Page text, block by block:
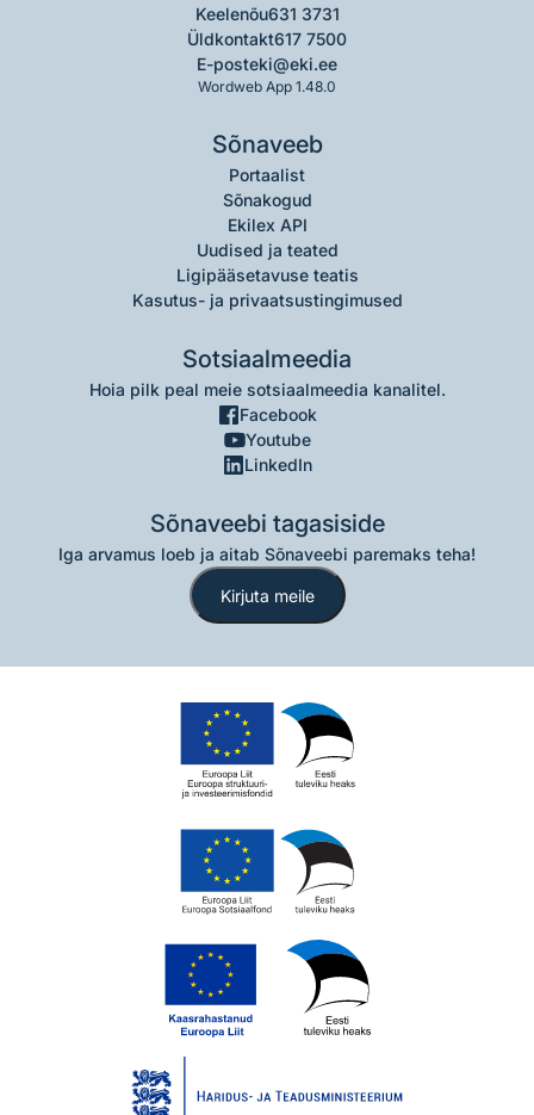
Keelenõu631 3731
Üldkontakt617 7500
E-posteki@eki.ee
Wordweb App 1.48.0
Sõnaveeb
Portaalist
Sõnakogud
Ekilex API
Uudised ja teated
Ligipääsetavuse teatis
Kasutus- ja privaatsustingimused
Sotsiaalmeedia
Hoia pilk peal meie sotsiaalmeedia kanalitel.
Facebook
Youtube
LinkedIn
Sõnaveebi tagasiside
Iga arvamus loeb ja aitab Sõnaveebi paremaks teha!
Kirjuta meile